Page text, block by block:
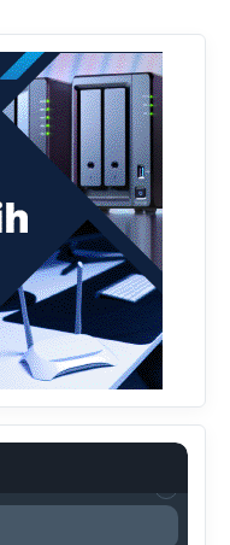
rece za
poce dalje da
Ag-ci...
da mogu...a ja srce
ko ima i ko nema